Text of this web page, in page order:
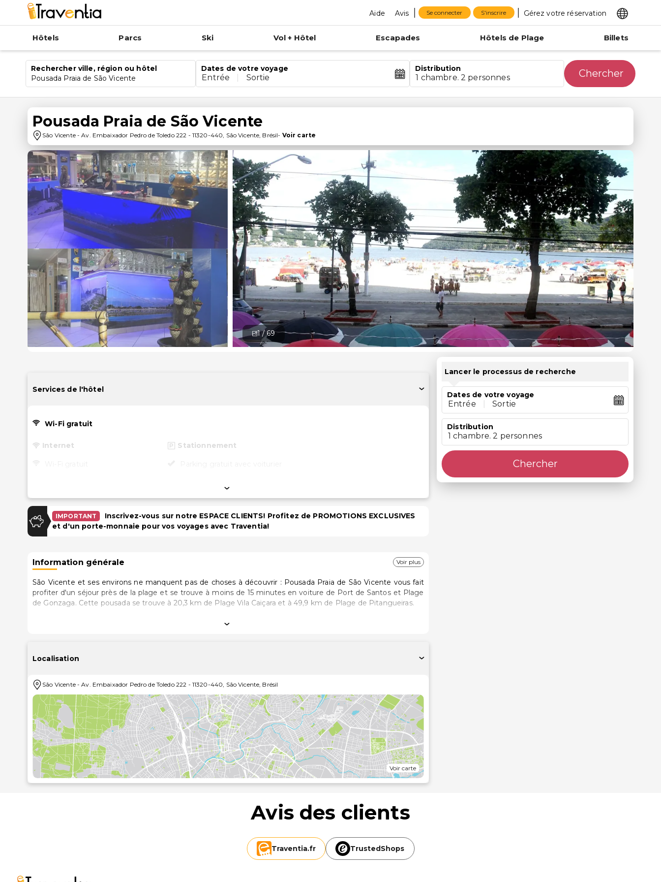
Aide Avis Se connecter S'inscrire Gérez votre réservation
Hôtels Parcs Ski Vol + Hôtel Escapades Hôtels de Plage Billets
Rechercher ville, région ou hôtel
Pousada Praia de São Vicente
Dates de votre voyage
Entrée Sortie
Distribution
1 chambre. 2 personnes Chercher
Pousada Praia de São Vicente
São Vicente-Av. Embaixador Pedro de Toledo 222 - 11320-440, São Vicente, Brésil- Voir carte
1 /69
Services de l'hôtel
Wi-Fi gratuit
Internet Stationnement
IMPORTANT
Inscrivez-vous sur notre ESPACE CLIENTS! Profitez de PROMOTIONS EXCLUSIVES
et d'un porte-monnaie pour vos voyages avec Traventia!
Information générale Voir plus
São Vicente et ses environs ne manquent pas de choses à découvrir : Pousada Praia de São Vicente vous fait
profiter d'un séjour près de la plage et se trouve à moins de 15 minutes en voiture de Port de Santos et Plage
de Gonzaga. Cette pousada se trouve à 20,3 km de Plage Vila Caiçara et à 49,9 km de Plage de Pitangueiras.
Les 23 chambres climatisées de l'hébergement vous invitent à la détente et comprennent un minibar et une
articles de toilette gratuits.
caractérisent l'hébergement, notamment l'accès Wi-Fi à Internet gratuit et un service de conciergerie.
Prenez un délicieux repas au restaurant et comblez tous vos petits creux en profitant du service d'étage 24
h/24 proposé par cette pousada. Pour bien finir la journée, vous trouverez sur place un bar / salon. Un petit-
déjeuner buffet gratuit est servi tous les jours de 06 h 00 à 10 h 00.
Un parking avec voiturier est disponible dans l'enceinte de l'hébergement.
Les distances sont affichées au dixième de kilomètre près
Plage Gonzaguinha - 0,1 km
Télécabine de São Vicente - 1,9 km
Localisation
São Vicente-Av. Embaixador Pedro de Toledo 222 - 11320-440, São Vicente, Brésil
Voir carte
Lancer le processus de recherche
Dates de votre voyage
Entrée Sortie
Distribution
1 chambre. 2 personnes
Chercher
Avis des clients
Traventia.fr TrustedShops